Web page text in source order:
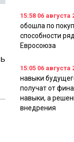
15:58 06 августа
обошла по
способности
Евросоюза
15:05 06 августа
навыки
получат от
навыки, а
внедрения